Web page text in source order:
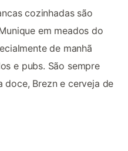
cozinhadas são
em meados do
de manhã
e pubs. São sempre
doce, Brezn e cerveja de